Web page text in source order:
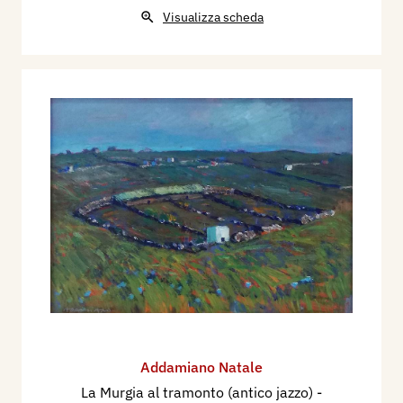
Visualizza scheda
Addamiano Natale
La Murgia al tramonto (antico jazzo) -